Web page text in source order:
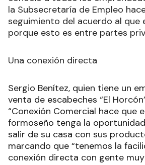
la Subsecretaría de Empleo
seguimiento del acuerdo al que
porque esto es entre partes
Una conexión directa
Sergio Benítez, quien tiene un
venta de escabeches “El
“Conexión Comercial hace que
formoseño tenga la
salir de su casa con sus
marcando que “tenemos la
conexión directa con gente